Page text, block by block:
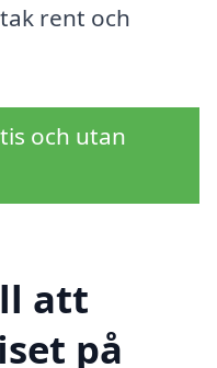
rent och
och utan
att
på